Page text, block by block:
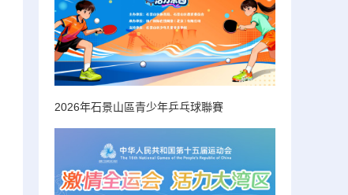
2026年石景山區青少年乒乓球聯賽